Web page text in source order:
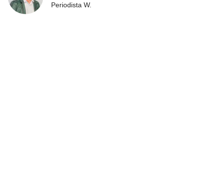
Periodista W.